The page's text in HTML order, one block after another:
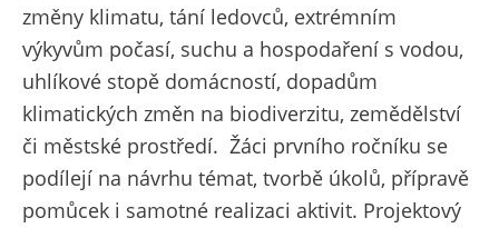
změny klimatu, tání ledovců, extrémním
výkyvům počasí, suchu a hospodaření s vodou,
uhlíkové stopě domácností, dopadům
klimatických změn na biodiverzitu, zemědělství
či městské prostředí. Žáci prvního ročníku se
podílejí na návrhu témat, tvorbě úkolů, přípravě
pomůcek i samotné realizaci aktivit. Projektový